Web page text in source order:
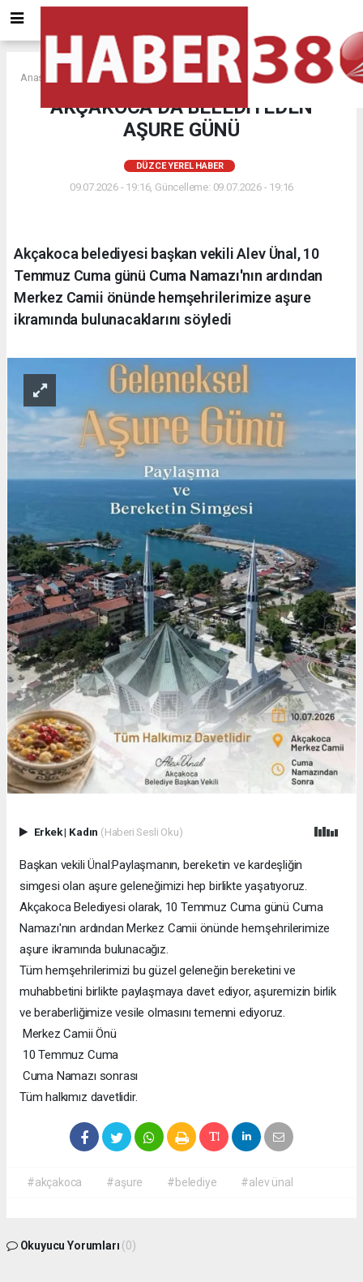
Anasayfa DÜZCE YEREL HABER
AKÇAKOCA DA BELEDİYEDEN
AŞURE GÜNÜ
DÜZCE YEREL HABER
09.07.2026 - 19:16, Güncelleme: 09.07.2026 - 19:16
Akçakoca belediyesi başkan vekili Alev Ünal, 10
Temmuz Cuma günü Cuma Namazı'nın ardından
Merkez Camii önünde hemşehrilerimize aşure
ikramında bulunacaklarını söyledi
Erkek| Kadın (Haberi Sesli Oku)
Başkan vekili Ünal:Paylaşmanın, bereketin ve kardeşliğin
simgesi olan aşure geleneğimizi hep birlikte yaşatıyoruz.
Akçakoca Belediyesi olarak, 10 Temmuz Cuma günü Cuma
Namazı'nın ardından Merkez Camii önünde hemşehrilerimize
aşure ikramında bulunacağız.
Tüm hemşehrilerimizi bu güzel geleneğin bereketini ve
muhabbetini birlikte paylaşmaya davet ediyor, aşuremizin birlik
ve beraberliğimize vesile olmasını temenni ediyoruz.
Merkez Camii Önü
10 Temmuz Cuma
Cuma Namazı sonrası
Tüm halkımız davetlidir.
#akçakoca #aşure #belediye #alev ünal
Okuyucu Yorumları (0)